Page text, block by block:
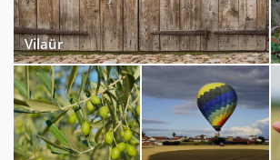
Vilaür